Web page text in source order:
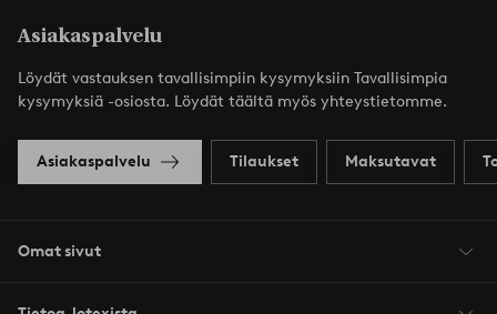
Asiakaspalvelu
Löydät vastauksen tavallisimpiin kysymyksiin Tavallisimpia
kysymyksiä -osiosta. Löydät täältä myös yhteystietomme.
Asiakaspalvelu Tilaukset Maksutavat
Omat sivut